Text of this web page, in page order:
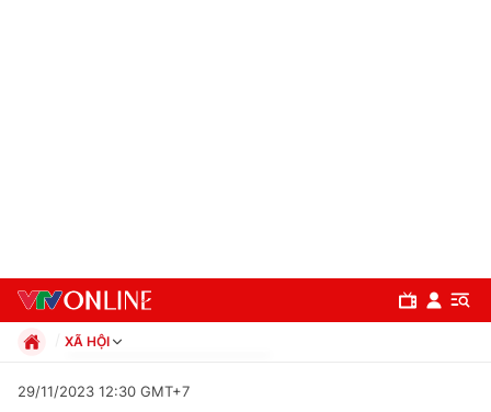
XÃ HỘI
Xã hội
29/11/2023 12:30 GMT+7